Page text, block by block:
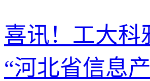
喜讯！工大科
“河北省信息